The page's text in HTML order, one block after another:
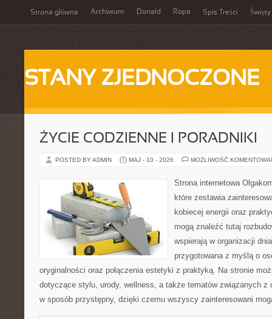
Strona główna Archiwum Donald Ropa Spis Treści Święty
STANY ZJEDNOCZONE
ŻYCIE CODZIENNE I PORADNIKI
POSTED BY ADMIN MAJ - 10 - 2026 MOŻLIWOŚĆ
Strona internetowa
które zestawia
kobiecej energii oraz
mogą znaleźć tutaj
wspierają w organizacji
przygotowana z myślą o
oryginalności oraz połączenia estetyki z praktyką. Na stronie
dotyczące stylu, urody, wellness, a także tematów związanych z
w sposób przystępny, dzięki czemu wszyscy zainteresowani